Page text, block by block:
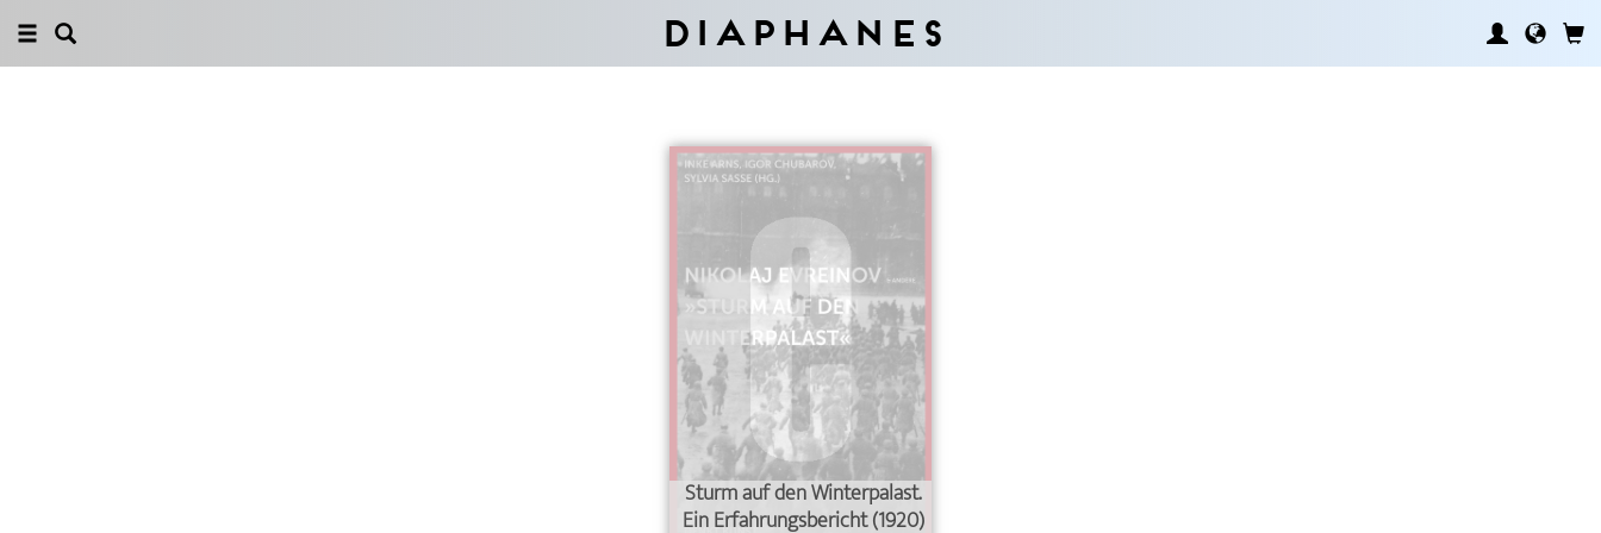
Diaphanes
Sturm auf den Winterpalast.
Ein Erfahrungsbericht (1920)